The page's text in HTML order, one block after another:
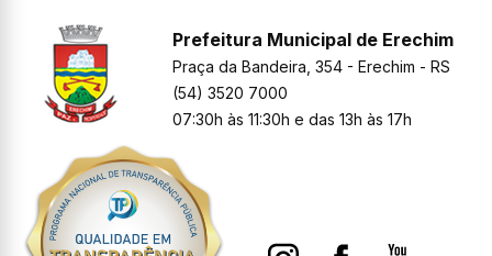
Prefeitura Municipal de Erechim
Praça da Bandeira, 354 - Erechim - RS
(54) 3520 7000
07:30h às 11:30h e das 13h às 17h